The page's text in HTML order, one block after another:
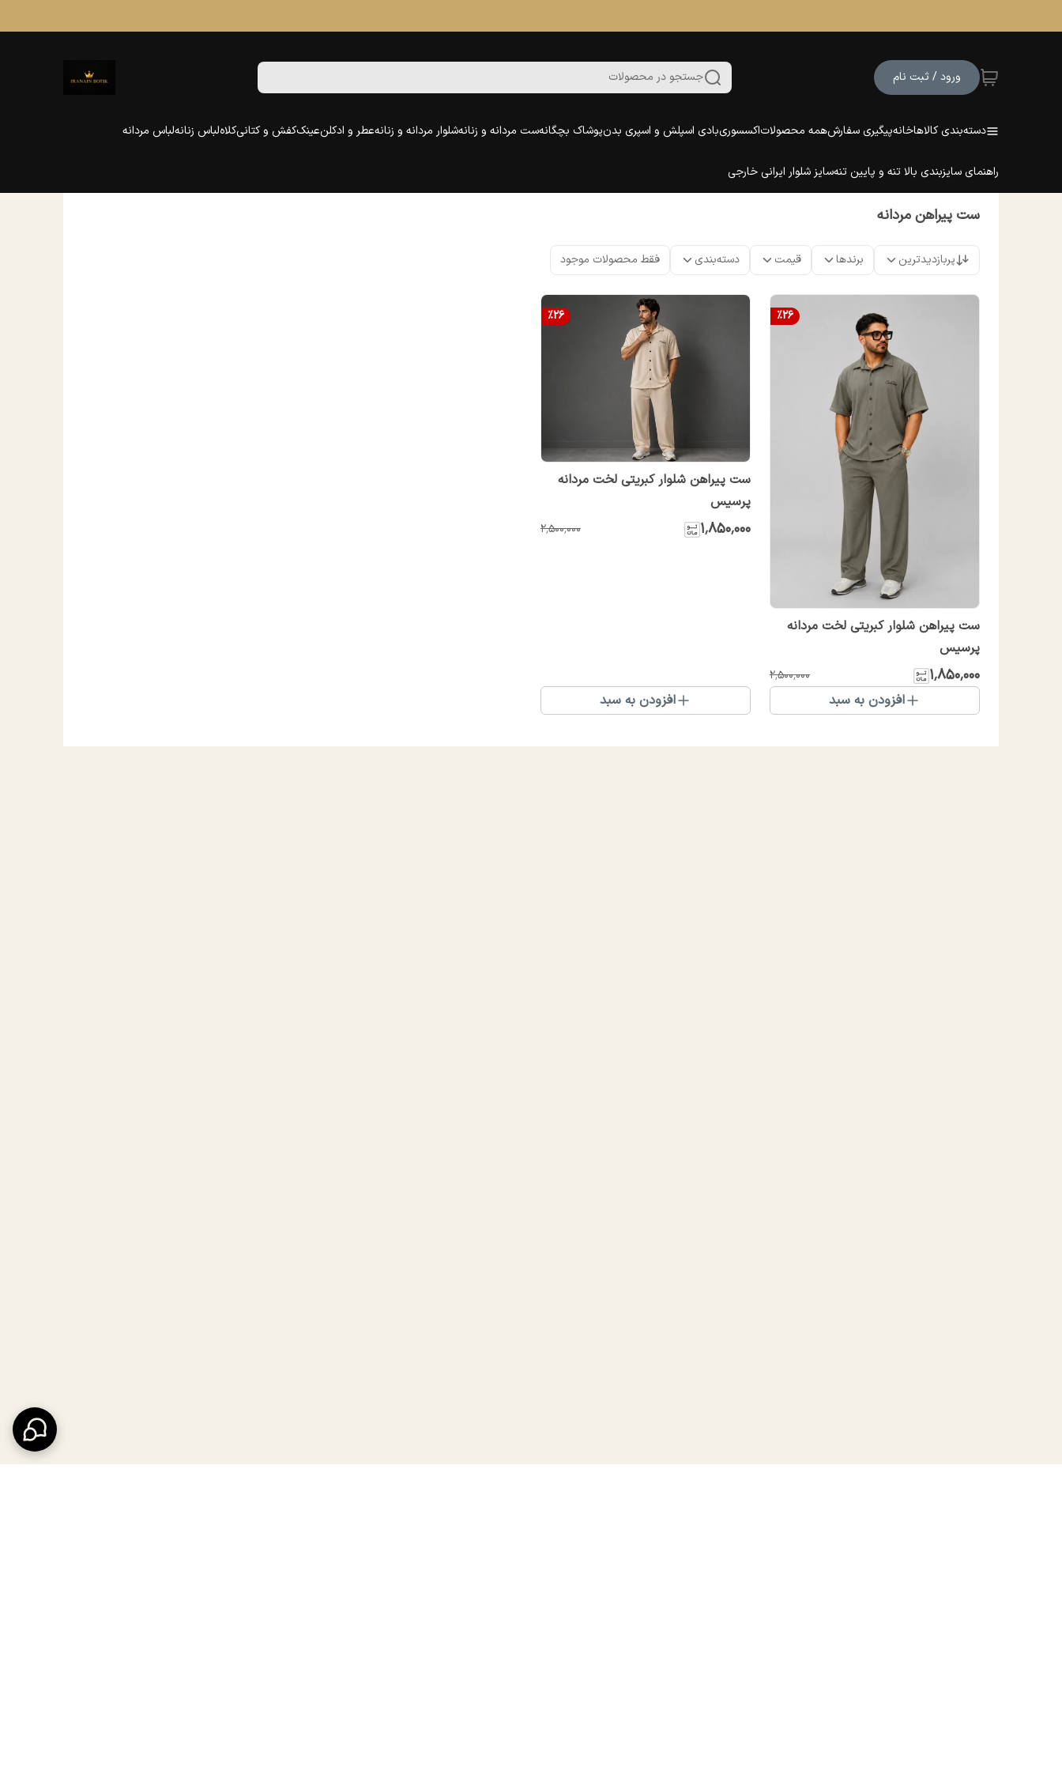
ورود / ثبت نام جستجو در محصولات
دسته‌بندی کالاهاخانهپیگیری سفارشهمه محصولاتاکسسوریبادی اسپلش و اسپری بدنپوشاک بچگانهست مردانه و زنانهشلوار مردانه و زنانهعطر و ادکلنعینککفش و کتانیکلاهلباس زنانهلباس مردانه
راهنمای سایزبندی بالا تنه و پایین تنهسایز شلوار ایرانی خارجی
ست پیراهن مردانه
پربازدیدترین برندها قیمت دسته‌بندی فقط محصولات موجود
%26
ست پیراهن شلوار کبریتی لخت مردانه
پرسیس
۱٬۸۵۰٬۰۰۰ ۲٬۵۰۰٬۰۰۰
افزودن به سبد
%26
ست پیراهن شلوار کبریتی لخت مردانه
پرسیس
۱٬۸۵۰٬۰۰۰ ۲٬۵۰۰٬۰۰۰
افزودن به سبد